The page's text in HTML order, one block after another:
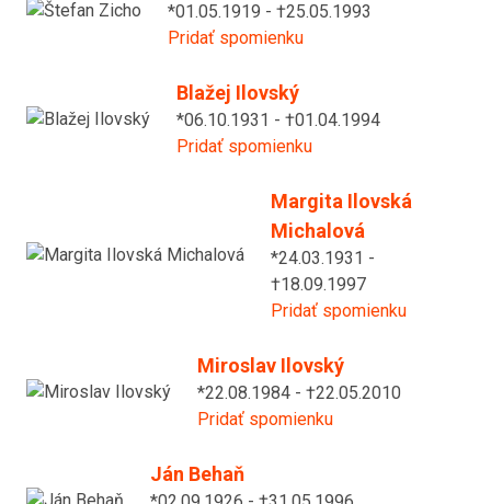
*01.05.1919 - †25.05.1993
Pridať spomienku
Blažej Ilovský
*06.10.1931 - †01.04.1994
Pridať spomienku
Margita Ilovská
Michalová
*24.03.1931 -
†18.09.1997
Pridať spomienku
Miroslav Ilovský
*22.08.1984 - †22.05.2010
Pridať spomienku
Ján Behaň